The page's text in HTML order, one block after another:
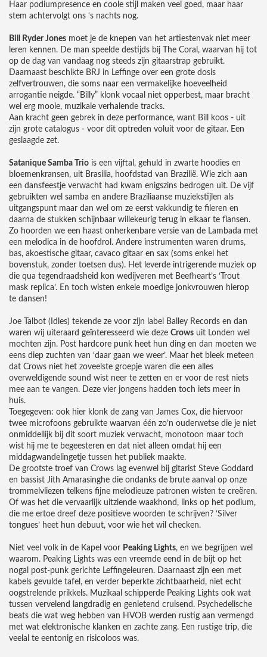
Haar podiumpresence en coole stijl maken veel goed, maar haar
stem achtervolgt ons ‘s nachts nog.
Bill Ryder Jones moet je de knepen van het artiestenvak niet meer
leren kennen. De man speelde destijds bij The Coral, waarvan hij tot
op de dag van vandaag nog steeds zijn gitaarstrap gebruikt.
Daarnaast beschikte BRJ in Leffinge over een grote dosis
zelfvertrouwen, die soms naar een vermakelijke hoeveelheid
arrogantie neigde. “Billy” klonk vocaal niet opperbest, maar bracht
wel erg mooie, muzikale verhalende tracks.
Aan kracht geen gebrek in deze performance, want Bill koos - uit
zijn grote catalogus - voor dit optreden voluit voor de gitaar. Een
geslaagde zet.
Satanique Samba Trio is een vijftal, gehuld in zwarte hoodies en
bloemenkransen, uit Brasilia, hoofdstad van Brazilië. Wie zich aan
een dansfeestje verwacht had kwam enigszins bedrogen uit. De vijf
gebruikten wel samba en andere Braziliaanse muziekstijlen als
uitgangspunt maar dan wel om ze eerst vakkundig te fileren en
daarna de stukken schijnbaar willekeurig terug in elkaar te flansen.
Zo hoorden we een haast onherkenbare versie van de Lambada met
een melodica in de hoofdrol. Andere instrumenten waren drums,
bas, akoestische gitaar, cavaco gitaar en sax (soms enkel het
bovenstuk, zonder toetsen dus). Het leverde intrigerende muziek op
die qua tegendraadsheid kon wedijveren met Beefheart’s ‘Trout
mask replica’. En toch wisten enkele moedige jonkvrouwen hierop
te dansen!
Joe Talbot (Idles) tekende ze voor zijn label Balley Records en dan
waren wij uiteraard geïnteresseerd wie deze Crows uit Londen wel
mochten zijn. Post hardcore punk heet hun ding en dan moeten we
eens diep zuchten van ‘daar gaan we weer’. Maar het bleek meteen
dat Crows niet het zoveelste groepje waren die een alles
overweldigende sound wist neer te zetten en er voor de rest niets
mee aan te vangen. Deze vier jongens hadden toch iets meer in
huis.
Toegegeven: ook hier klonk de zang van James Cox, die hiervoor
twee microfoons gebruikte waarvan één zo’n ouderwetse die je niet
onmiddellijk bij dit soort muziek verwacht, monotoon maar toch
wist hij me te begeesteren en dat niet alleen omdat hij een
middagwandelingetje tussen het publiek maakte.
De grootste troef van Crows lag evenwel bij gitarist Steve Goddard
en bassist Jith Amarasinghe die ondanks de brute aanval op onze
trommelvliezen telkens fijne melodieuze patronen wisten te creëren.
Of was het die vervaarlijk uitziende waakhond, links op het podium,
die me ertoe dreef deze positieve woorden te schrijven? ‘Silver
tongues’ heet hun debuut, voor wie het wil checken.
Niet veel volk in de Kapel voor Peaking Lights, en we begrijpen wel
waarom. Peaking Lights was een vreemde eend in de bijt op het
nogal post-punk gerichte Leffingeleuren. Daarnaast zijn een met
kabels gevulde tafel, en verder beperkte zichtbaarheid, niet echt
oogstrelende prikkels. Muzikaal schipperde Peaking Lights ook wat
tussen vervelend langdradig en genietend cruisend. Psychedelische
beats die wat weg hebben van HVOB werden rustig aan vermengd
met wat elektronische klanken en zachte zang. Een rustige trip, die
veelal te eentonig en risicoloos was.